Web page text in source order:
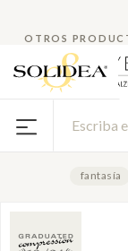
OTROS
Socks
fantasía